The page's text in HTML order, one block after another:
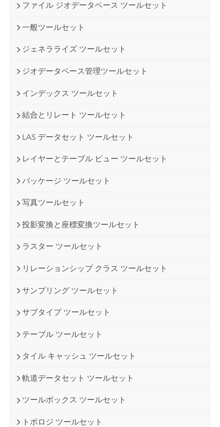
ファイル ジオデータベース ツールセット
一般ツールセット
ジェネラライズ ツールセット
ジオデータベース管理ツールセット
インデックス ツールセット
結合とリレート ツールセット
LAS データセット ツールセット
レイヤーとテーブル ビュー ツールセット
パッケージ ツールセット
写真ツールセット
投影変換と座標変換ツールセット
ラスター ツールセット
リレーションシップ クラス ツールセット
サンプリング ツールセット
サブタイプ ツールセット
テーブル ツールセット
タイル キャッシュ ツールセット
軌道データセット ツールセット
ツールボックス ツールセット
トポロジ ツールセット